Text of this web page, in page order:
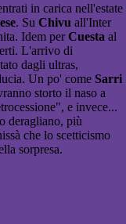
in carica nell'estate
. Su Chivu all'Inter
Idem perCuesta al
L'arrivo di
dagli ultras,
Un po' come Sarri
storto il naso a
e invece...
deragliano, più
che lo scetticismo
sorpresa.